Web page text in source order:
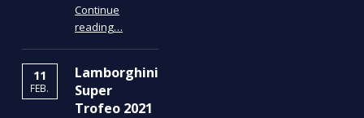
Continue
reading…
11
FEB.
Lamborghini
Super
Trofeo 2021